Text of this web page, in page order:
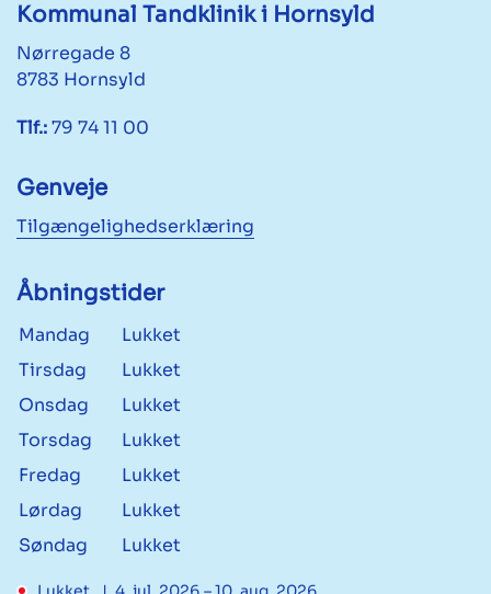
Kommunal Tandklinik i Hornsyld
Nørregade 8
8783 Hornsyld
Tlf.:79 74 11 00
Genveje
Tilgængelighedserklæring
Åbningstider
Mandag
Lukket
Tirsdag
Lukket
Onsdag
Lukket
Torsdag
Lukket
Fredag
Lukket
Lørdag
Lukket
Søndag
Lukket